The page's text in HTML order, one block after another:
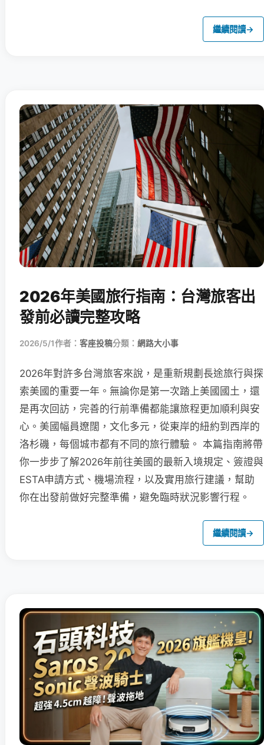
繼續閱讀→
2026年美國旅行指南：台灣旅客出
發前必讀完整攻略
2026/5/1作者： 客座投稿分類： 網路大小事
2026年對許多台灣旅客來說，是重新規劃長途旅行與探
索美國的重要一年。無論你是第一次踏上美國國土，還
是再次回訪，完善的行前準備都能讓旅程更加順利與安
心。美國幅員遼闊，文化多元，從東岸的紐約到西岸的
洛杉磯，每個城市都有不同的旅行體驗。 本篇指南將帶
你一步步了解2026年前往美國的最新入境規定、簽證與
ESTA申請方式、機場流程，以及實用旅行建議，幫助
你在出發前做好完整準備，避免臨時狀況影響行程。
繼續閱讀→